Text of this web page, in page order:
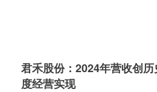
君禾股份：2024年营收创
度经营实现